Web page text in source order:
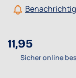
11,95
Sicher online